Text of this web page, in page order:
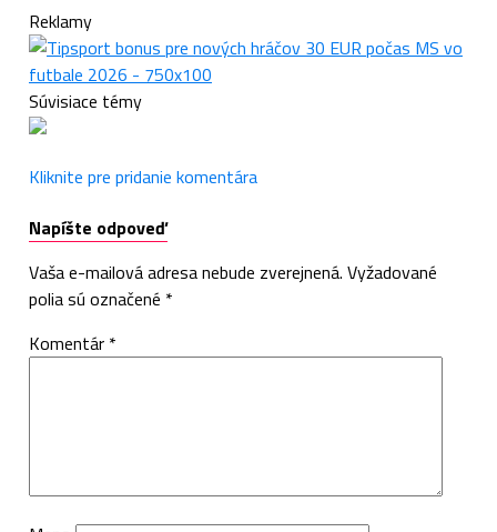
Reklamy
Súvisiace témy
Kliknite pre pridanie komentára
Napíšte odpoveď
Vaša e-mailová adresa nebude zverejnená. Vyžadované
polia sú označené *
Komentár *